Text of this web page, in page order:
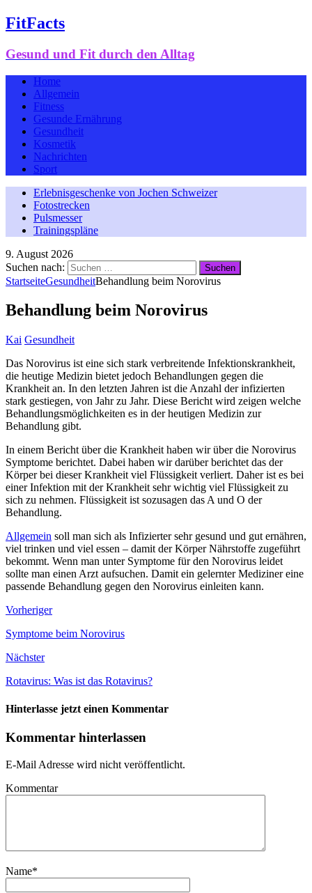
FitFacts
Gesund und Fit durch den Alltag
Home
Allgemein
Fitness
Gesunde Ernährung
Gesundheit
Kosmetik
Nachrichten
Sport
Erlebnisgeschenke von Jochen Schweizer
Fotostrecken
Pulsmesser
Trainingspläne
9. August 2026
Suchen nach:
StartseiteGesundheitBehandlung beim Norovirus
Behandlung beim Norovirus
Kai Gesundheit
Das Norovirus ist eine sich stark verbreitende Infektionskrankheit,
die heutige Medizin bietet jedoch Behandlungen gegen die
Krankheit an. In den letzten Jahren ist die Anzahl der infizierten
stark gestiegen, von Jahr zu Jahr. Diese Bericht wird zeigen welche
Behandlungsmöglichkeiten es in der heutigen Medizin zur
Behandlung gibt.
In einem Bericht über die Krankheit haben wir über die Norovirus
Symptome berichtet. Dabei haben wir darüber berichtet das der
Körper bei dieser Krankheit viel Flüssigkeit verliert. Daher ist es bei
einer Infektion mit der Krankheit sehr wichtig viel Flüssigkeit zu
sich zu nehmen. Flüssigkeit ist sozusagen das A und O der
Behandlung.
Allgemein soll man sich als Infizierter sehr gesund und gut ernähren,
viel trinken und viel essen – damit der Körper Nährstoffe zugeführt
bekommt. Wenn man unter Symptome für den Norovirus leidet
sollte man einen Arzt aufsuchen. Damit ein gelernter Mediziner eine
passende Behandlung gegen den Norovirus einleiten kann.
Vorheriger
Symptome beim Norovirus
Nächster
Rotavirus: Was ist das Rotavirus?
Hinterlasse jetzt einen Kommentar
Kommentar hinterlassen
E-Mail Adresse wird nicht veröffentlicht.
Kommentar
Name*